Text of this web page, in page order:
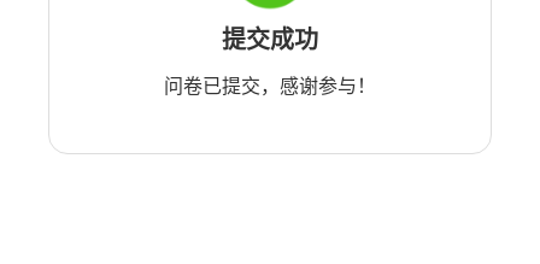
提交成功
问卷已提交，感谢参与！